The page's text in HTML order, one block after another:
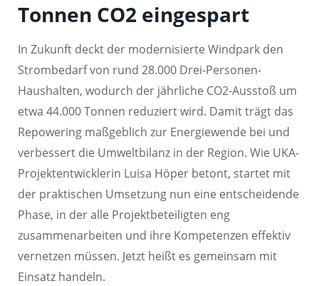
Tonnen CO2 eingespart
In Zukunft deckt der modernisierte Windpark den
Strombedarf von rund 28.000 Drei-Personen-
Haushalten, wodurch der jährliche CO2-Ausstoß um
etwa 44.000 Tonnen reduziert wird. Damit trägt das
Repowering maßgeblich zur Energiewende bei und
verbessert die Umweltbilanz in der Region. Wie UKA-
Projektentwicklerin Luisa Höper betont, startet mit
der praktischen Umsetzung nun eine entscheidende
Phase, in der alle Projektbeteiligten eng
zusammenarbeiten und ihre Kompetenzen effektiv
vernetzen müssen. Jetzt heißt es gemeinsam mit
Einsatz handeln.